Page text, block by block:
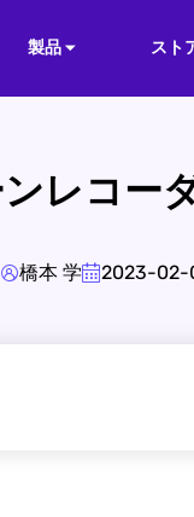
製品 スト
レコー
橋本 学 2023-02-